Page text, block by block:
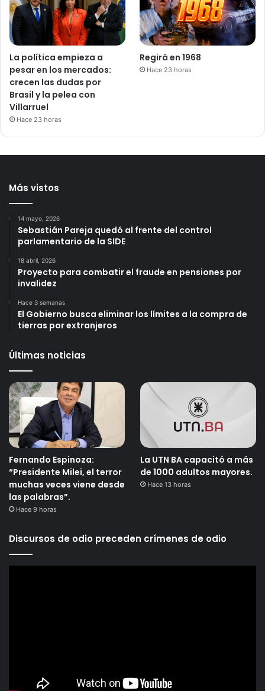
La política empieza a
pesar en los mercados:
crecen las dudas por
Brasil y la pelea con
Villarruel
Hace 23 horas
Regirá en 1968
Hace 23 horas
Más vistos
14 mayo, 2026
Sebastián Pareja quedó al frente del control
parlamentario de la SIDE
18 abril, 2026
Proyecto para combatir el fraude en pensiones por
invalidez
Hace 3 semanas
El Gobierno busca eliminar los límites a la compra de
tierras por extranjeros
Últimas noticias
Fernando Espinoza:
“Presidente Milei, el terror
muchas veces viene desde
las palabras”.
Hace 9 horas
La UTN BA capacitó a más
de 1000 adultos mayores.
Hace 13 horas
Discursos de odio preceden crímenes de odio